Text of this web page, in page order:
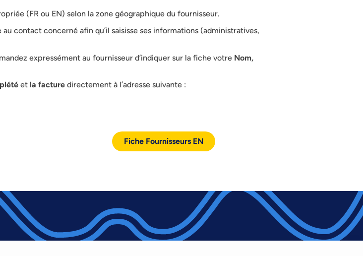
(FR ou EN) selon la zone géographique du fournisseur.
contact concerné afin qu’il saisisse ses informations (administratives,
expressément au fournisseur d’indiquer sur la fiche votre Nom,
et la facture directement à l’adresse suivante :
Fiche Fournisseurs EN